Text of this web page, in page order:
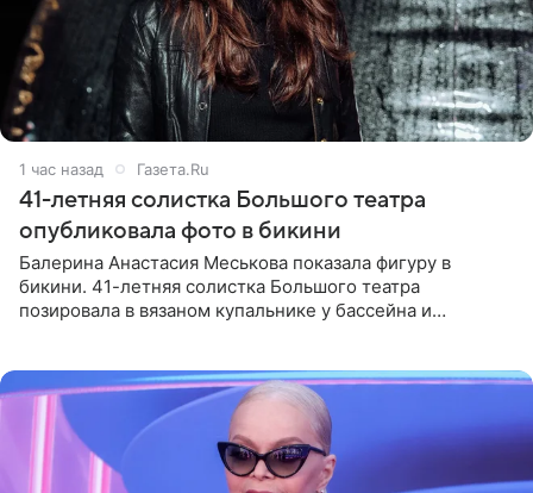
1 час назад Газета.Ru
41-летняя солистка Большого театра
опубликовала фото в бикини
Балерина Анастасия Меськова показала фигуру в
бикини. 41-летняя солистка Большого театра
позировала в вязаном купальнике у бассейна и